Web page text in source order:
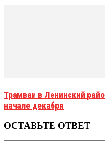
Трамваи в Ленинский
начале декабря
ОСТАВЬТЕ ОТВЕТ